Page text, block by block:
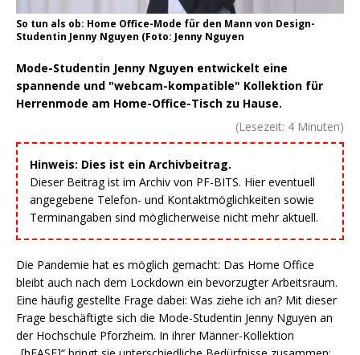
So tun als ob: Home Office-Mode für den Mann von Design-
Studentin Jenny Nguyen (Foto: Jenny Nguyen
Mode-Studentin Jenny Nguyen entwickelt eine
spannende und "webcam-kompatible" Kollektion für
Herrenmode am Home-Office-Tisch zu Hause.
(Lesezeit: 4 Minuten)
Hinweis: Dies ist ein Archivbeitrag.
Dieser Beitrag ist im Archiv von PF-BITS. Hier eventuell
angegebene Telefon- und Kontaktmöglichkeiten sowie
Terminangaben sind möglicherweise nicht mehr aktuell.
Die Pandemie hat es möglich gemacht: Das Home Office
bleibt auch nach dem Lockdown ein bevorzugter Arbeitsraum.
Eine häufig gestellte Frage dabei: Was ziehe ich an? Mit dieser
Frage beschäftigte sich die Mode-Studentin Jenny Nguyen an
der Hochschule Pforzheim. In ihrer Männer-Kollektion